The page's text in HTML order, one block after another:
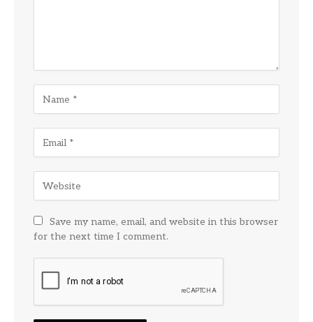
Save my name, email, and website in this browser
for the next time I comment.